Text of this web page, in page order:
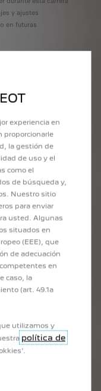
y ajustes
en futuras
experiencia en
proporcionarle
la gestión de
de uso y el
como el
de búsqueda y,
Nuestro sitio
para enviar
usted. Algunas
situados en
(EEE), que
de adecuación
en
caso, la
(art. 49.1a
utilizamos y
política de